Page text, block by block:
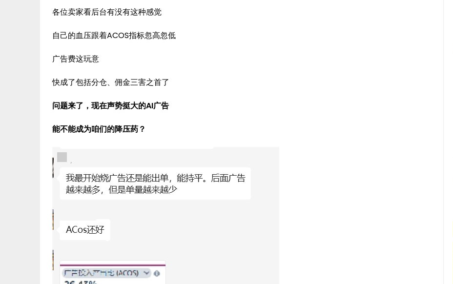
各位卖家看后台有没有这种感觉
自己的血压跟着ACOS指标忽高忽低
广告费这玩意
快成了包括分仓、佣金三害之首了
问题来了，现在声势挺大的AI广告
能不能成为咱们的降压药？